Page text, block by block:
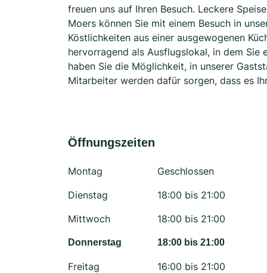
freuen uns auf Ihren Besuch. Leckere
Moers können Sie mit einem Besuch in
Köstlichkeiten aus einer ausgewogenen
hervorragend als Ausflugslokal, in dem Sie
haben Sie die Möglichkeit, in unserer
Mitarbeiter werden dafür sorgen, dass es
Öffnungszeiten
Montag
Geschlossen
Dienstag
18:00 bis 21:00
Mittwoch
18:00 bis 21:00
Donnerstag 18:00 bis 21:00
Freitag
16:00 bis 21:00